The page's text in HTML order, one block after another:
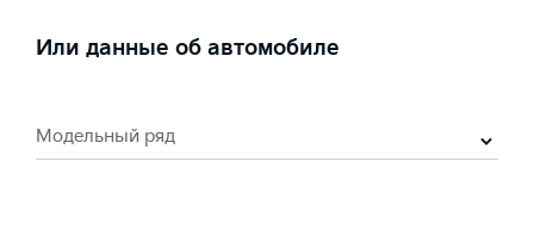
Или данные об автомобиле
Модельный ряд